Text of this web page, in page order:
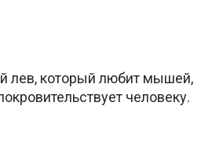
лев, который любит мышей,
человеку.